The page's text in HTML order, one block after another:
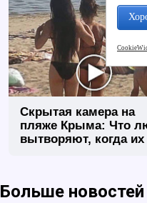
Скрытая камера на
пляже Крыма: Что
вытворяют, когда их
Больше новостей